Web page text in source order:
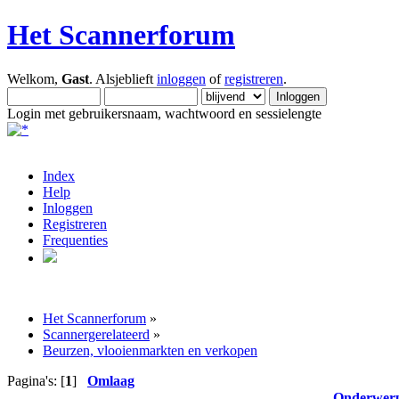
Het Scannerforum
Welkom, Gast. Alsjeblieft inloggen ofregistreren.
Login met gebruikersnaam, wachtwoord en sessielengte
Index
Help
Inloggen
Registreren
Frequenties
Het Scannerforum »
Scannergerelateerd »
Beurzen, vlooienmarkten en verkopen
Pagina's: [1] Omlaag